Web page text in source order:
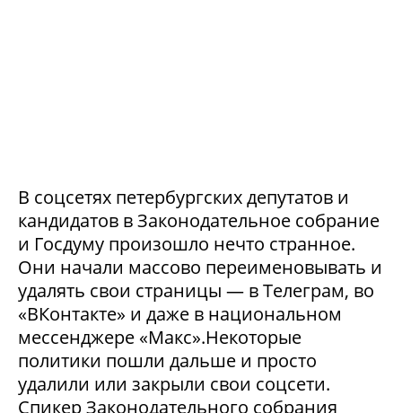
В соцсетях петербургских депутатов и
кандидатов в Законодательное собрание
и Госдуму произошло нечто странное.
Они начали массово переименовывать и
удалять свои страницы — в Телеграм, во
«ВКонтакте» и даже в национальном
мессенджере «Макс».Некоторые
политики пошли дальше и просто
удалили или закрыли свои соцсети.
Спикер Законодательного собрания